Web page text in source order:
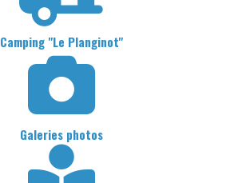
Camping "Le Planginot"
Galeries photos